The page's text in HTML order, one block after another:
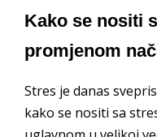
Kako se nositi
promjenom
Stres je danas
kako se nositi sa